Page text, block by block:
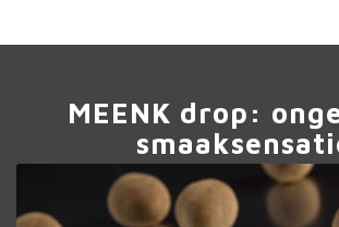
MEENK drop: